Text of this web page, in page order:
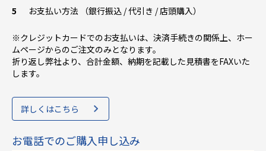
お支払い方法 （銀行振込 / 代引き / 店頭購入）
※クレジットカードでのお支払いは、決済手続きの関係上、ホー
ムページからのご注文のみとなります。
折り返し弊社より、合計金額、納期を記載した見積書をFAXいた
します。
詳しくはこちら
お電話でのご購入申し込み